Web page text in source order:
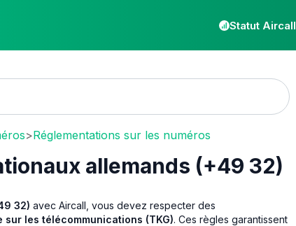
Statut Aircall
>Réglementations sur les numéros
allemands (+49 32)
32) avec Aircall, vous devez respecter des
sur les télécommunications (TKG). Ces règles garantissent